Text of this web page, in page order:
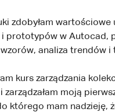
zdobyłam
prototypów w Autocad,
analiza trendów
kurs zarządzania
zarządzałam moją
którego mam nadzieję,